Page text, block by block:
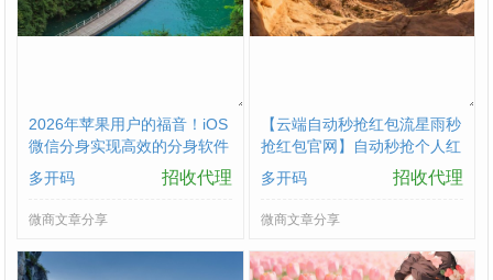
2026年苹果用户的福音！​iOS
微信分身实现高效的分身软件
优势
多开码 招收代理
微商文章分享
【云端自动秒抢红包流星雨秒
抢红包官网】自动秒抢个人红
包
多开码 招收代理
微商文章分享